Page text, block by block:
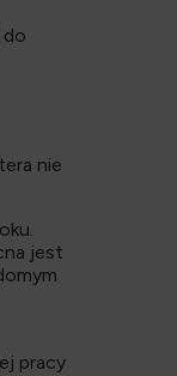
nie
jest
pracy